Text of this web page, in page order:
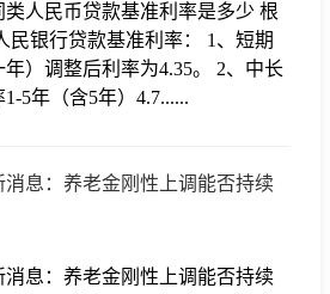
人民币贷款基准利率是多少 根
民银行贷款基准利率： 1、短期
）调整后利率为4.35。 2、中长
5年（含5年）4.7......
消息：养老金刚性上调能否持续
消息：养老金刚性上调能否持续